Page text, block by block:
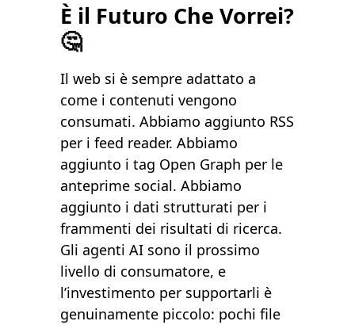
È il Futuro Che Vorrei?
🤔
Il web si è sempre adattato a
come i contenuti vengono
consumati. Abbiamo aggiunto RSS
per i feed reader. Abbiamo
aggiunto i tag Open Graph per le
anteprime social. Abbiamo
aggiunto i dati strutturati per i
frammenti dei risultati di ricerca.
Gli agenti AI sono il prossimo
livello di consumatore, e
l’investimento per supportarli è
genuinamente piccolo: pochi file